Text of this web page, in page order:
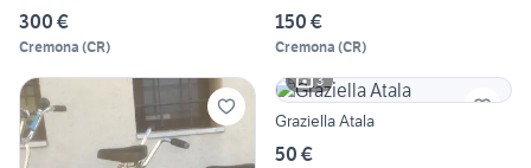
300 €
Cremona (CR)
150 €
Cremona (CR)
3
Graziella Atala
50 €